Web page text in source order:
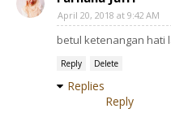
April 20, 2018 at 9:42 AM
betul ketenangan hati
Reply Delete
Replies
Reply